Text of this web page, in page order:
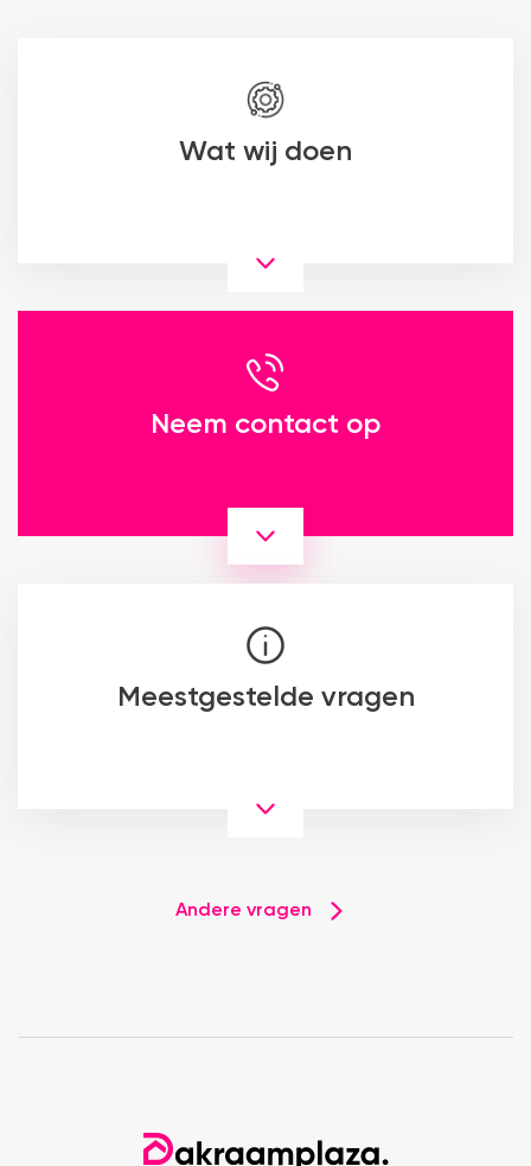
Wat wij doen
Neem contact op
Meestgestelde vragen
Andere vragen